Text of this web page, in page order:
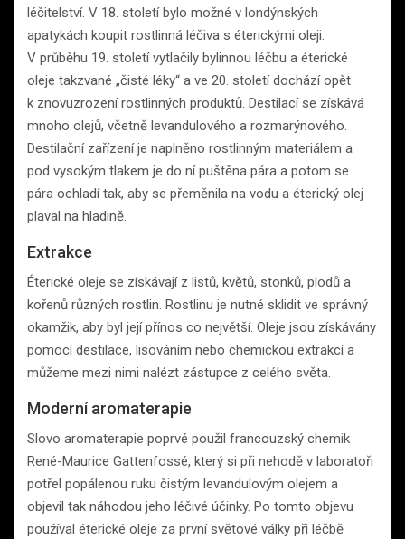
léčitelství. V 18. století bylo možné v londýnských
apatykách koupit rostlinná léčiva s éterickými oleji.
V průběhu 19. století vytlačily bylinnou léčbu a éterické
oleje takzvané „čisté léky“ a ve 20. století dochází opět
k znovuzrození rostlinných produktů. Destilací se získává
mnoho olejů, včetně levandulového a rozmarýnového.
Destilační zařízení je naplněno rostlinným materiálem a
pod vysokým tlakem je do ní puštěna pára a potom se
pára ochladí tak, aby se přeměnila na vodu a éterický olej
plaval na hladině.
Extrakce
Éterické oleje se získávají z listů, květů, stonků, plodů a
kořenů různých rostlin. Rostlinu je nutné sklidit ve správný
okamžik, aby byl její přínos co největší. Oleje jsou získávány
pomocí destilace, lisováním nebo chemickou extrakcí a
můžeme mezi nimi nalézt zástupce z celého světa.
Moderní aromaterapie
Slovo aromaterapie poprvé použil francouzský chemik
René-Maurice Gattenfossé, který si při nehodě v laboratoři
potřel popálenou ruku čistým levandulovým olejem a
objevil tak náhodou jeho léčivé účinky. Po tomto objevu
používal éterické oleje za první světové války při léčbě